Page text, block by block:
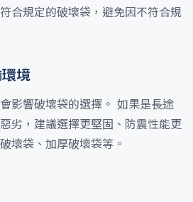
合規定的破壞袋，避免因不符合規
境
影響破壞袋的選擇。 如果是長途
劣，建議選擇更堅固、防震性能更
壞袋、加厚破壞袋等。